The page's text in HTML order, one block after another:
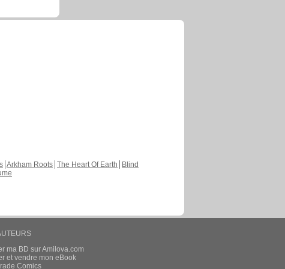
Arkham Roots The Heart Of Earth
Blind
ma BD sur Amilova.com
et vendre mon eBook
Comics